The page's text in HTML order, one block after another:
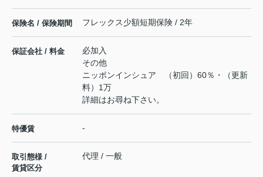
保険名 / 保険期間 フレックス少額短期保険 / 2年
保証会社 / 料金
必加入
その他
ニッポンインシュア （初回）60％・（更新
料）1万
詳細はお尋ね下さい。
特優賃 -
取引態様 /
賃貸区分
代理 / 一般